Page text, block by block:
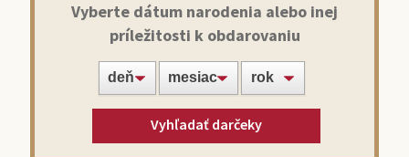
Noviny zo dňa narodenia
Víno z roku narodenia
Vyberte dátum narodenia alebo inej
príležitosti k obdarovaniu
Vyhľadať darčeky